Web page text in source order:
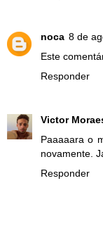
noca 8 de
Este
Responder
Victor
Paaaaara o
novamente.
Responder